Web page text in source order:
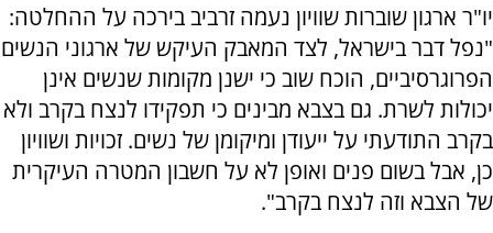
יו"ר ארגון שוברות שוויון נעמה זרביב בירכה על ההחלטה:
"נפל דבר בישראל, לצד המאבק העיקש של ארגוני הנשים
הפרוגרסיביים, הוכח שוב כי ישנן מקומות שנשים אינן
יכולות לשרת. גם בצבא מבינים כי תפקידו לנצח בקרב ולא
בקרב התודעתי על ייעודן ומיקומן של נשים. זכויות ושוויון
כן, אבל בשום פנים ואופן לא על חשבון המטרה העיקרית
של הצבא וזה לנצח בקרב".